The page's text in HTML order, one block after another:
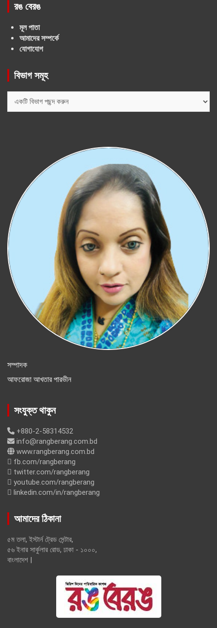
রঙ বেরঙ
মূল পাতা
আমাদের সম্পর্কে
যোগাযোগ
বিভাগ সমূহ
সম্পাদক
আফরোজা আখতার পারভীন
সংযুক্ত থাকুন
+880-2-58314532
info@rangberang.com.bd
www.rangberang.com.bd
fb.com/rangberang
twitter.com/rangberang
youtube.com/rangberang
linkedin.com/in/rangberang
আমাদের ঠিকানা
৫ম তলা, ইস্টার্ন ট্রেড সেন্টার,
৫৬ ইনার সার্কুলার রোড, ঢাকা - ১০০০,
বাংলাদেশ |